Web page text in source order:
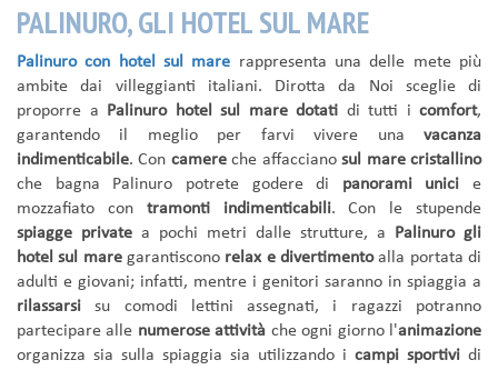
PALINURO, GLI HOTEL SUL MARE
Palinuro con hotel sul mare rappresenta una delle mete più
ambite dai villeggianti italiani. Dirotta da Noi sceglie di
proporre a Palinuro hotel sul mare dotati di tutti i comfort,
garantendo il meglio per farvi vivere una vacanza
indimenticabile. Con camereche affaccianosul mare cristallino
che bagna Palinuro potrete godere di panorami unici e
mozzafiato con tramonti indimenticabili. Con le stupende
spiagge private a pochi metri dalle strutture, a Palinuro gli
hotel sul maregarantiscono relax e divertimentoalla portata di
adulti e giovani; infatti, mentre i genitori saranno in spiaggia a
rilassarsi su comodi lettini assegnati, i ragazzi potranno
partecipare alle numerose attività che ogni giorno l'animazione
organizza sia sulla spiaggia sia utilizzando i campi sportivi di